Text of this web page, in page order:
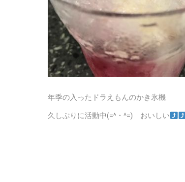
年季の入ったドラえもんのかき氷機
久しぶりに活動中(=^・^=) おいしい